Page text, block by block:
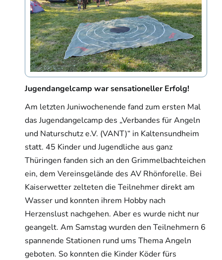
Jugendangelcamp war sensationeller Erfolg!
Am letzten Juniwochenende fand zum ersten Mal
das Jugendangelcamp des „Verbandes für Angeln
und Naturschutz e.V. (VANT)“ in Kaltensundheim
statt. 45 Kinder und Jugendliche aus ganz
Thüringen fanden sich an den Grimmelbachteichen
ein, dem Vereinsgelände des AV Rhönforelle. Bei
Kaiserwetter zelteten die Teilnehmer direkt am
Wasser und konnten ihrem Hobby nach
Herzenslust nachgehen. Aber es wurde nicht nur
geangelt. Am Samstag wurden den Teilnehmern 6
spannende Stationen rund ums Thema Angeln
geboten. So konnten die Kinder Köder fürs